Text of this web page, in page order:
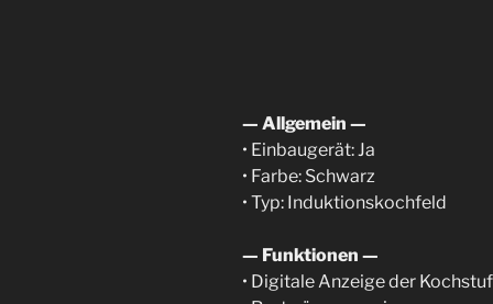
— Allgemein —
• Einbaugerät: Ja
• Farbe: Schwarz
• Typ: Induktionskochfeld
— Funktionen —
• Digitale Anzeige der